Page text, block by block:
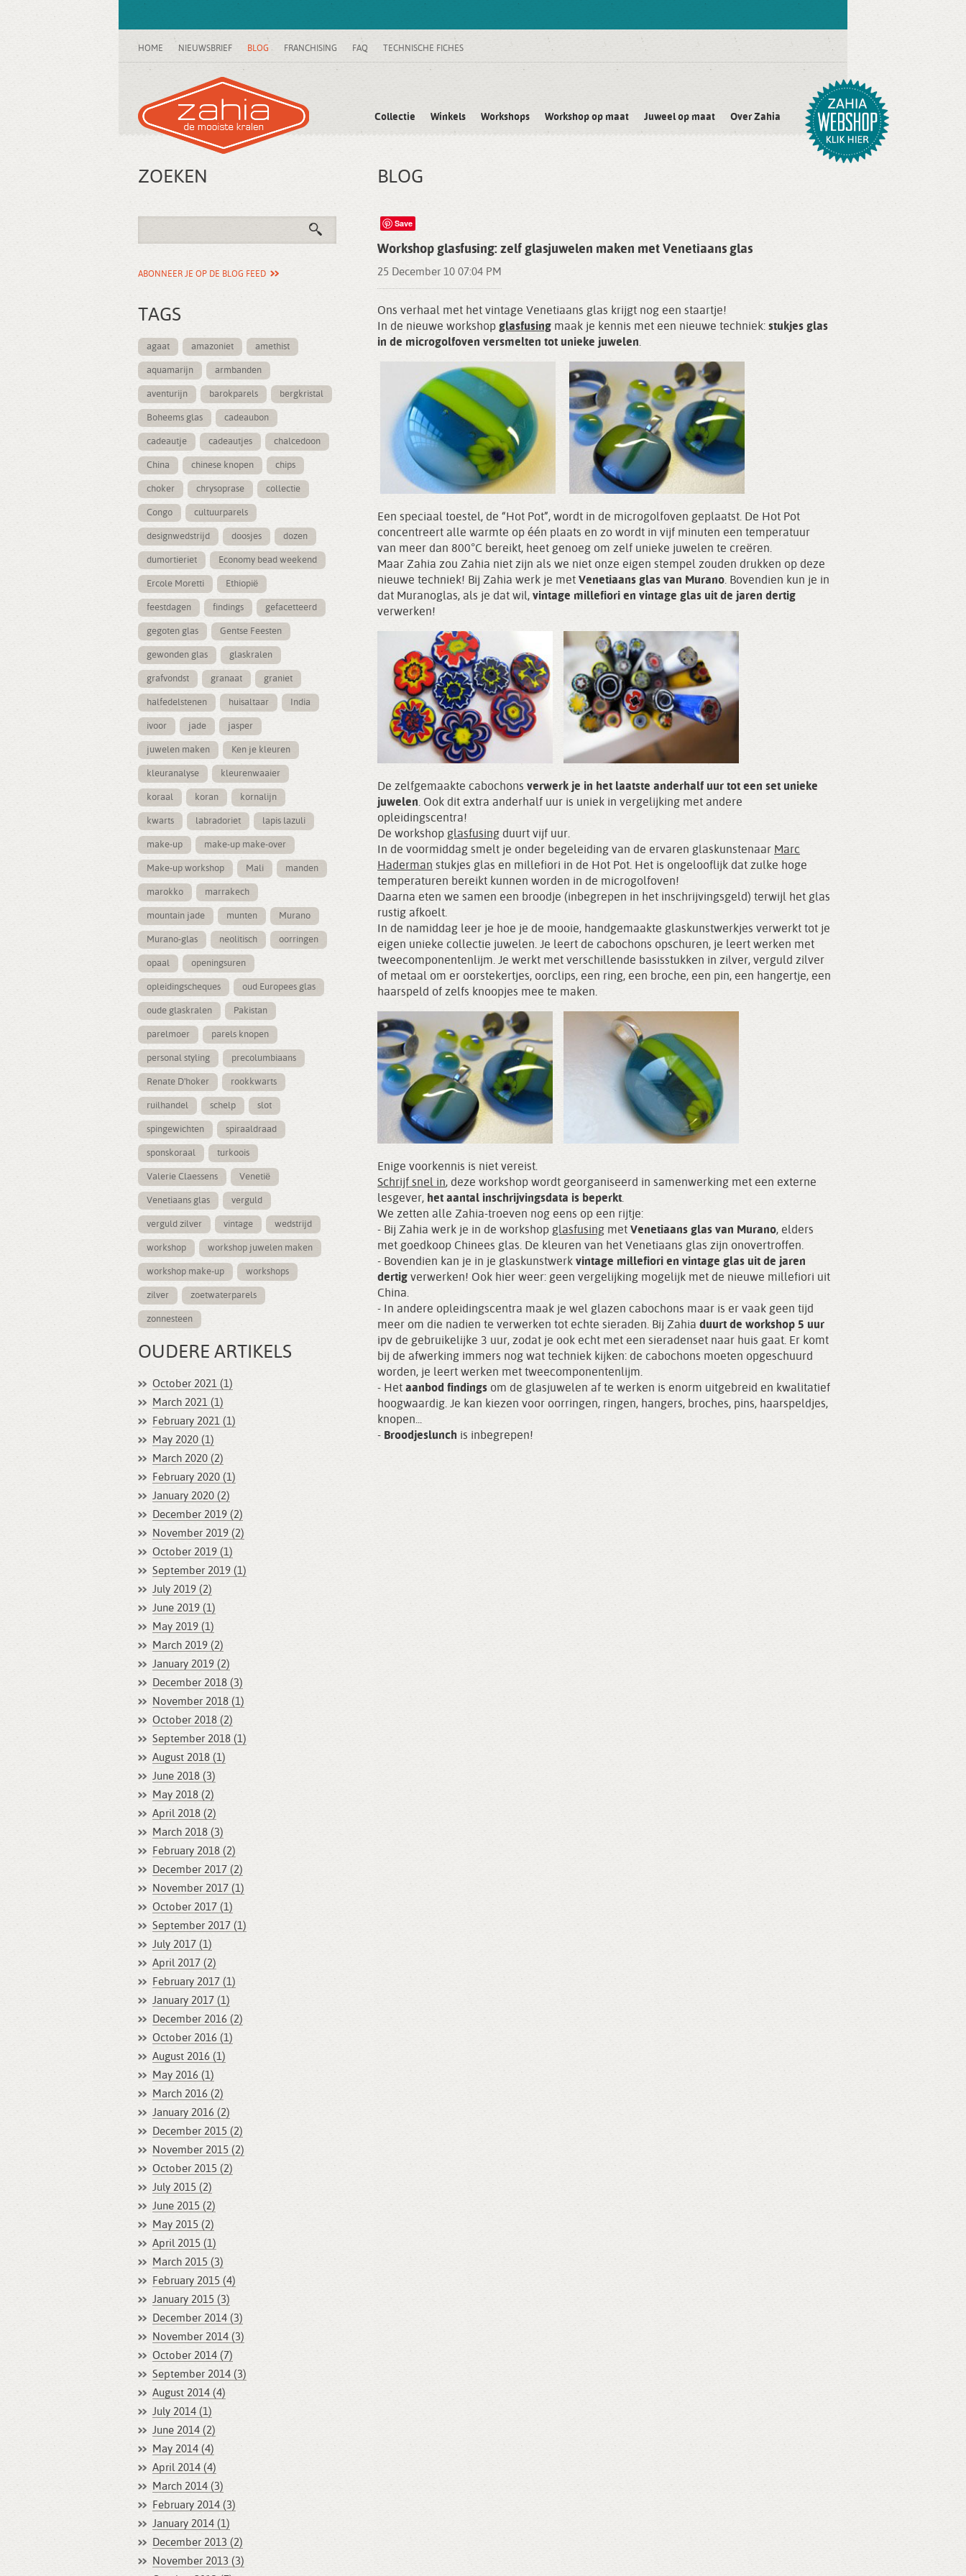
HOME NIEUWSBRIEF BLOG FRANCHISING FAQ TECHNISCHE FICHES
Collectie Winkels Workshops Workshop op maat Juweel op maat Over Zahia
BLOG
Save
Workshop glasfusing: zelf glasjuwelen maken met Venetiaans glas
25 December 10 07:04 PM
Ons verhaal met het vintage Venetiaans glas krijgt nog een staartje!
In de nieuwe workshop glasfusing maak je kennis met een nieuwe techniek: stukjes glas
in de microgolfoven versmelten tot unieke juwelen.
Een speciaal toestel, de “Hot Pot”, wordt in de microgolfoven geplaatst. De Hot Pot
concentreert alle warmte op één plaats en zo wordt in vijf minuten een temperatuur
van meer dan 800°C bereikt, heet genoeg om zelf unieke juwelen te creëren.
Maar Zahia zou Zahia niet zijn als we niet onze eigen stempel zouden drukken op deze
nieuwe techniek! Bij Zahia werk je met Venetiaans glas van Murano. Bovendien kun je in
dat Muranoglas, als je dat wil, vintage millefiori en vintage glas uit de jaren dertig
verwerken!
De zelfgemaakte cabochons verwerk je in het laatste anderhalf uur tot een set unieke
juwelen. Ook dit extra anderhalf uur is uniek in vergelijking met andere
opleidingscentra!
De workshop glasfusing duurt vijf uur.
In de voormiddag smelt je onder begeleiding van de ervaren glaskunstenaar Marc
Haderman stukjes glas en millefiori in de Hot Pot. Het is ongelooflijk dat zulke hoge
temperaturen bereikt kunnen worden in de microgolfoven!
Daarna eten we samen een broodje (inbegrepen in het inschrijvingsgeld) terwijl het glas
rustig afkoelt.
In de namiddag leer je hoe je de mooie, handgemaakte glaskunstwerkjes verwerkt tot je
eigen unieke collectie juwelen. Je leert de cabochons opschuren, je leert werken met
tweecomponentenlijm. Je werkt met verschillende basisstukken in zilver, verguld zilver
of metaal om er oorstekertjes, oorclips, een ring, een broche, een pin, een hangertje, een
haarspeld of zelfs knoopjes mee te maken.
Enige voorkennis is niet vereist.
Schrijf snel in, deze workshop wordt georganiseerd in samenwerking met een externe
lesgever, het aantal inschrijvingsdata is beperkt.
We zetten alle Zahia-troeven nog eens op een rijtje:
- Bij Zahia werk je in de workshop glasfusing met Venetiaans glas van Murano, elders
met goedkoop Chinees glas. De kleuren van het Venetiaans glas zijn onovertroffen.
- Bovendien kan je in je glaskunstwerk vintage millefiori en vintage glas uit de jaren
dertig verwerken! Ook hier weer: geen vergelijking mogelijk met de nieuwe millefiori uit
China.
- In andere opleidingscentra maak je wel glazen cabochons maar is er vaak geen tijd
meer om die nadien te verwerken tot echte sieraden. Bij Zahia duurt de workshop 5 uur
ipv de gebruikelijke 3 uur, zodat je ook echt met een sieradenset naar huis gaat. Er komt
bij de afwerking immers nog wat techniek kijken: de cabochons moeten opgeschuurd
worden, je leert werken met tweecomponentenlijm.
- Het aanbod findings om de glasjuwelen af te werken is enorm uitgebreid en kwalitatief
hoogwaardig. Je kan kiezen voor oorringen, ringen, hangers, broches, pins, haarspeldjes,
knopen...
- Broodjeslunch is inbegrepen!
ZOEKEN
ABONNEER JE OP DE BLOG FEED
TAGS
agaat amazoniet amethist
aquamarijn armbanden
aventurijn barokparels bergkristal
Boheems glas cadeaubon
cadeautje cadeautjes chalcedoon
China chinese knopen chips
choker chrysoprase collectie
Congo cultuurparels
designwedstrijd doosjes dozen
dumortieriet Economy bead weekend
Ercole Moretti Ethiopië
feestdagen findings gefacetteerd
gegoten glas Gentse Feesten
gewonden glas glaskralen
grafvondst granaat graniet
halfedelstenen huisaltaar India
ivoor jade jasper
juwelen maken Ken je kleuren
kleuranalyse kleurenwaaier
koraal koran kornalijn
kwarts labradoriet lapis lazuli
make-up make-up make-over
Make-up workshop Mali manden
marokko marrakech
mountain jade munten Murano
Murano-glas neolitisch oorringen
opaal openingsuren
opleidingscheques oud Europees glas
oude glaskralen Pakistan
parelmoer parels knopen
personal styling precolumbiaans
Renate D'hoker rookkwarts
ruilhandel schelp slot
spingewichten spiraaldraad
sponskoraal turkoois
Valerie Claessens Venetië
Venetiaans glas verguld
verguld zilver vintage wedstrijd
workshop workshop juwelen maken
workshop make-up workshops
zilver zoetwaterparels
zonnesteen
OUDERE ARTIKELS
October 2021 (1)
March 2021 (1)
February 2021 (1)
May 2020 (1)
March 2020 (2)
February 2020 (1)
January 2020 (2)
December 2019 (2)
November 2019 (2)
October 2019 (1)
September 2019 (1)
July 2019 (2)
June 2019 (1)
May 2019 (1)
March 2019 (2)
January 2019 (2)
December 2018 (3)
November 2018 (1)
October 2018 (2)
September 2018 (1)
August 2018 (1)
June 2018 (3)
May 2018 (2)
April 2018 (2)
March 2018 (3)
February 2018 (2)
December 2017 (2)
November 2017 (1)
October 2017 (1)
September 2017 (1)
July 2017 (1)
April 2017 (2)
February 2017 (1)
January 2017 (1)
December 2016 (2)
October 2016 (1)
August 2016 (1)
May 2016 (1)
March 2016 (2)
January 2016 (2)
December 2015 (2)
November 2015 (2)
October 2015 (2)
July 2015 (2)
June 2015 (2)
May 2015 (2)
April 2015 (1)
March 2015 (3)
February 2015 (4)
January 2015 (3)
December 2014 (3)
November 2014 (3)
October 2014 (7)
September 2014 (3)
August 2014 (4)
July 2014 (1)
June 2014 (2)
May 2014 (4)
April 2014 (4)
March 2014 (3)
February 2014 (3)
January 2014 (1)
December 2013 (2)
November 2013 (3)